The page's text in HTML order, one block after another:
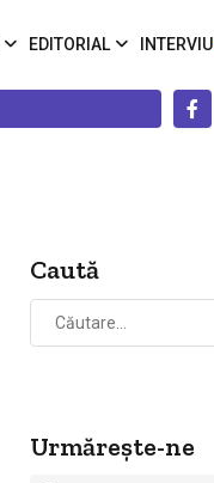
EDITORIAL INTERVIU
Caută
Caută
după:
Urmărește-ne